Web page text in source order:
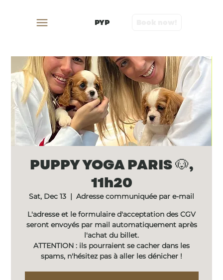
PYP
PUPPY YOGA PARIS 🐶,
11h20
Sat, Dec 13
  |
Adresse communiquée par e-mail
L'adresse et le formulaire d'acceptation des CGV
seront envoyés par mail automatiquement après
l'achat du billet.
ATTENTION : ils pourraient se cacher dans les
spams, n'hésitez pas à aller les dénicher !